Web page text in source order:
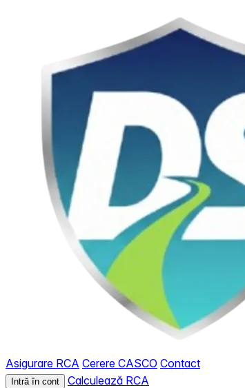
Asigurare RCA Cerere CASCO Contact
Intră în cont Calculează RCA